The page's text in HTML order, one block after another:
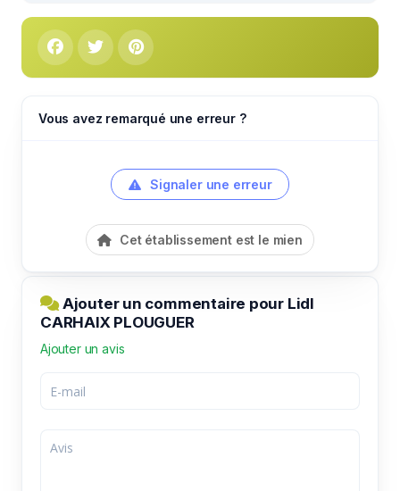
Vous avez remarqué une erreur ?
Signaler une erreur
Cet établissement est le mien
Ajouter un commentaire pour Lidl
CARHAIX PLOUGUER
Ajouter un avis